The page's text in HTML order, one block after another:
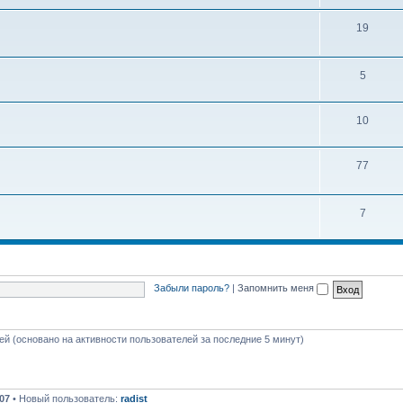
м
19
5Т
м
ы
10Т
77
7Т
Забыли пароль? Запомнить меня
(основано на активности пользователей за последние 5 минут)
• Новый пользователь: radist